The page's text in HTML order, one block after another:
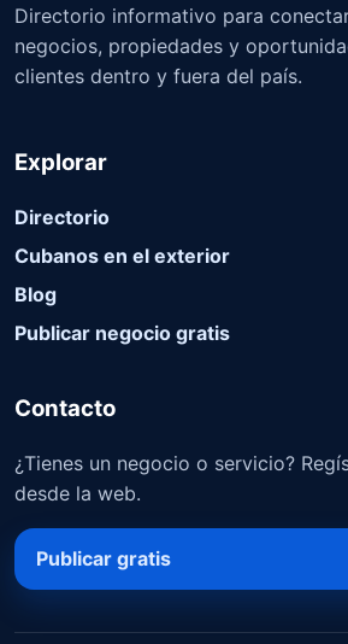
Directorio informativo para
negocios, propiedades y
clientes dentro y fuera del país.
Explorar
Directorio
Cubanos en el exterior
Blog
Publicar negocio gratis
Contacto
¿Tienes un negocio o servicio?
desde la web.
Publicar gratis